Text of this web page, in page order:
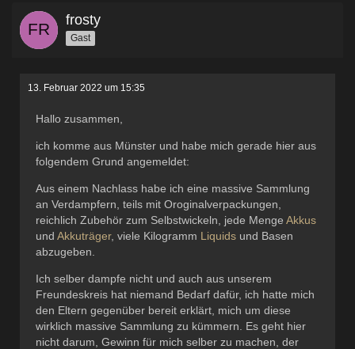
frosty
Gast
13. Februar 2022 um 15:35
Hallo zusammen,
ich komme aus Münster und habe mich gerade hier aus
folgendem Grund angemeldet:
Aus einem Nachlass habe ich eine massive Sammlung
an Verdampfern, teils mit Oroginalverpackungen,
reichlich Zubehör zum Selbstwickeln, jede Menge Akkus
und Akkuträger, viele Kilogramm Liquids und Basen
abzugeben.
Ich selber dampfe nicht und auch aus unserem
Freundeskreis hat niemand Bedarf dafür, ich hatte mich
den Eltern gegenüber bereit erklärt, mich um diese
wirklich massive Sammlung zu kümmern. Es geht hier
nicht darum, Gewinn für mich selber zu machen, der